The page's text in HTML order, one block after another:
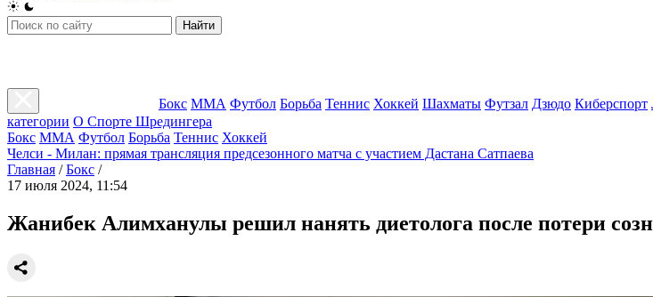
Найти
Бокс ММА Футбол Борьба Теннис Хоккей Шахматы Футзал Дзюдо Киберспорт
категории О Спорте Шредингера
Бокс ММА Футбол Борьба Теннис Хоккей
Челси - Милан: прямая трансляция предсезонного матча с участием Дастана Сатпаева
Главная / Бокс /
17 июля 2024, 11:54
Жанибек Алимханулы решил нанять диетолога после потери